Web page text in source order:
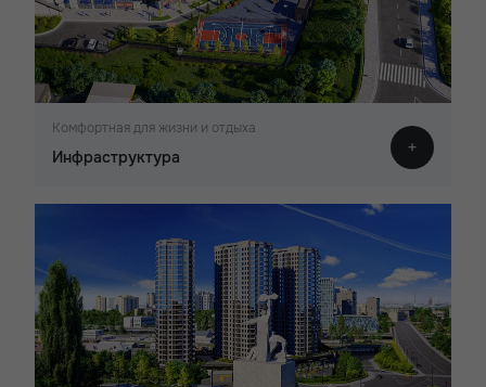
Комфортная для жизни и отдыха
Инфраструктура